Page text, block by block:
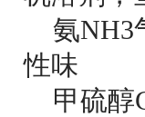
氨NH3
性味
甲硫醇